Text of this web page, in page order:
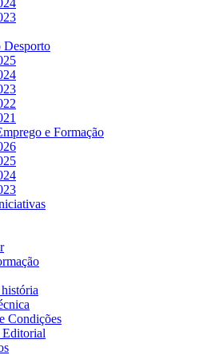
Desporto
e Formação
Condições
Editorial